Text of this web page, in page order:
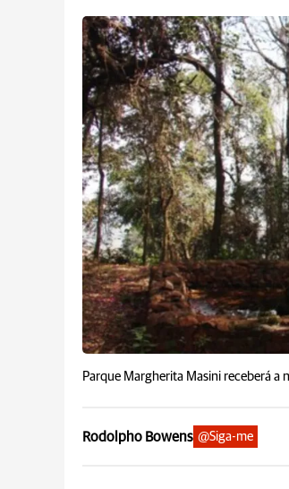
Parque Margherita Masini receberá a
Rodolpho Bowens @Siga-me